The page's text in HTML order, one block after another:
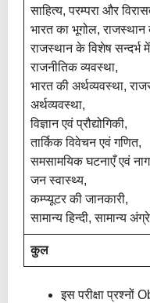
साहित्य, परम्परा और
भारत का भूगोल, राजस्थान
राजस्थान के विशेष सन्दर्भ
राजनीतिक व्यवस्था,
भारत की अर्थव्यवस्था,
अर्थव्यवस्था,
विज्ञान एवं प्रौद्योगिकी,
तार्किक विवेचन एवं गणित,
समसामयिक घटनाएँ एवं
जन स्वास्थ्य,
कम्प्यूटर की जानकारी,
सामान्य हिन्दी, सामान्य
कुल
इस परीक्षा प्रश्नों